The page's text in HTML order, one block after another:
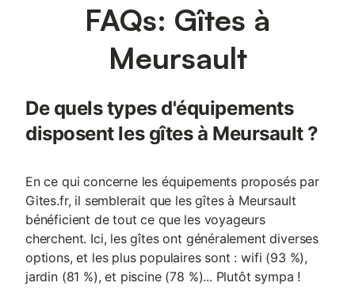
FAQs: Gîtes à
Meursault
De quels types d'équipements
disposent les gîtes à Meursault ?
En ce qui concerne les équipements proposés par
Gites.fr, il semblerait que les gîtes à Meursault
bénéficient de tout ce que les voyageurs
cherchent. Ici, les gîtes ont généralement diverses
options, et les plus populaires sont : wifi (93 %),
jardin (81 %), et piscine (78 %)... Plutôt sympa !